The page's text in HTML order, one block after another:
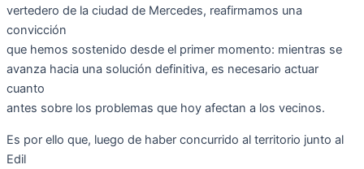
vertedero de la ciudad de Mercedes, reafirmamos una
convicción
que hemos sostenido desde el primer momento: mientras se
avanza hacia una solución definitiva, es necesario actuar
cuanto
antes sobre los problemas que hoy afectan a los vecinos.
Es por ello que, luego de haber concurrido al territorio junto al
Edil